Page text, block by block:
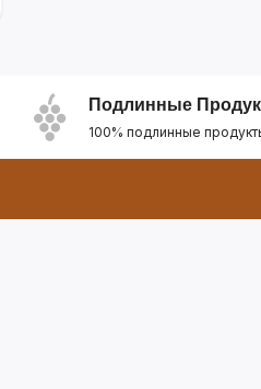
Подлинные
100% подлинные